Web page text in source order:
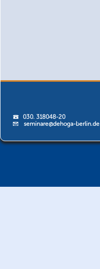
030. 318048-20
seminare@dehoga-berlin.de